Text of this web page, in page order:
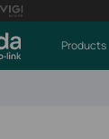
Products